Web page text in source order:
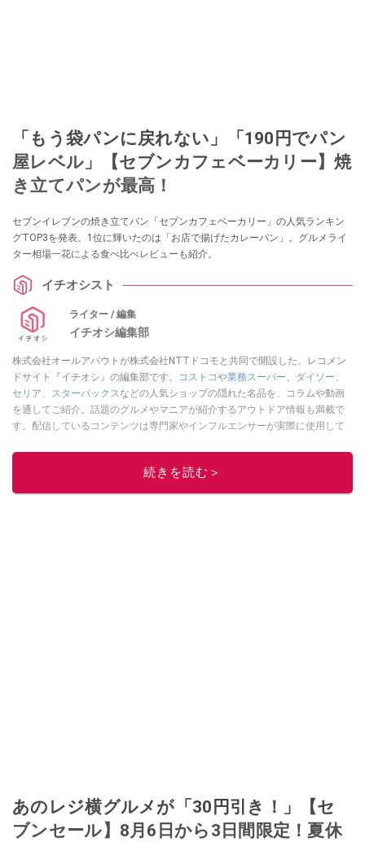
「もう袋パンに戻れない」「190円でパン
屋レベル」【セブンカフェベーカリー】焼
き立てパンが最高！
セブンイレブンの焼き立てパン「セブンカフェベーカリー」の人気ランキン
グTOP3を発表。1位に輝いたのは「お店で揚げたカレーパン」。グルメライ
ター相場一花による食べ比べレビューも紹介。
イチオシスト
ライター / 編集
イチオシ編集部
株式会社オールアバウトが株式会社NTTドコモと共同で開設した、レコメン
ドサイト『イチオシ』の編集部です。
コストコや業務スーパー、 ダイソー、
セリア、 スターバックスなどの人気ショップの隠れた名品を、コラムや動画
を通してご紹介。話題のグルメやマニアが紹介するアウトドア情報も満載で
す。配信しているコンテンツは専門家やインフルエンサーが実際に使用して
ニュースでフォロー
続きを読む＞
あのレジ横グルメが「30円引き！」【セ
ブンセール】8月6日から3日間限定！夏休